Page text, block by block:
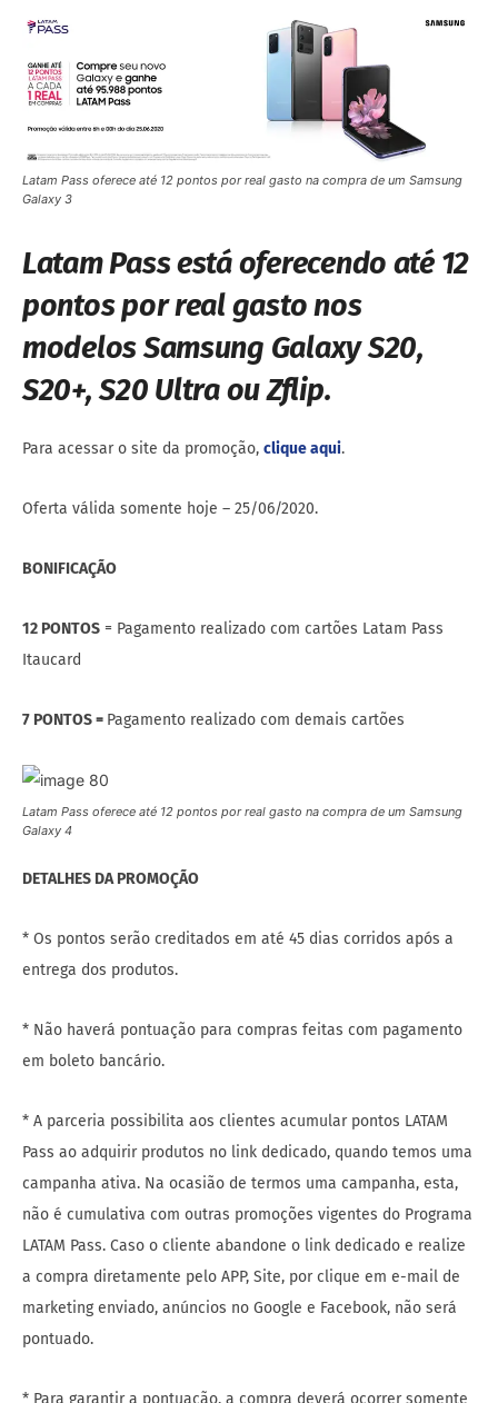
Latam Pass oferece até 12 pontos por real gasto na compra de um Samsung
Galaxy 3
Latam Pass está oferecendo até 12
pontos por real gasto nos
modelos Samsung Galaxy S20,
S20+, S20 Ultra ou Zflip.
Para acessar o site da promoção, clique aqui.
Oferta válida somente hoje – 25/06/2020.
BONIFICAÇÃO
12 PONTOS = Pagamento realizado com cartões Latam Pass
Itaucard
7 PONTOS = Pagamento realizado com demais cartões
Latam Pass oferece até 12 pontos por real gasto na compra de um Samsung
Galaxy 4
DETALHES DA PROMOÇÃO
* Os pontos serão creditados em até 45 dias corridos após a
entrega dos produtos.
* Não haverá pontuação para compras feitas com pagamento
em boleto bancário.
* A parceria possibilita aos clientes acumular pontos LATAM
Pass ao adquirir produtos no link dedicado, quando temos uma
campanha ativa. Na ocasião de termos uma campanha, esta,
não é cumulativa com outras promoções vigentes do Programa
LATAM Pass. Caso o cliente abandone o link dedicado e realize
a compra diretamente pelo APP, Site, por clique em e-mail de
marketing enviado, anúncios no Google e Facebook, não será
pontuado.
* Para garantir a pontuação, a compra deverá ocorrer somente